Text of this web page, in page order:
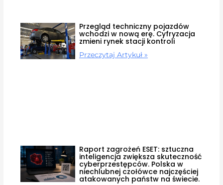
Przegląd techniczny pojazdów
wchodzi w nową erę. Cyfryzacja
zmieni rynek stacji kontroli
Przeczytaj Artykuł »
Raport zagrożeń ESET: sztuczna
inteligencja zwiększa skuteczność
cyberprzestępców. Polska w
niechlubnej czołówce najczęściej
atakowanych państw na świecie.